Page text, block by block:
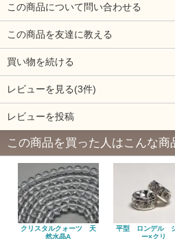
この商品について問い合わせる
この商品を友達に教える
買い物を続ける
レビューを見る(3件)
レビューを投稿
この商品を買った人はこんな商
クリスタルクォーツ 天
然水晶A
平型 ロンデル
ー×クリ